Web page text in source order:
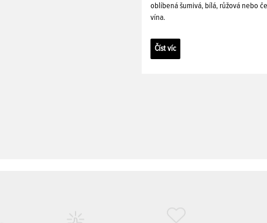
oblíbená šumivá, bílá, růžová nebo
vína.
Číst víc